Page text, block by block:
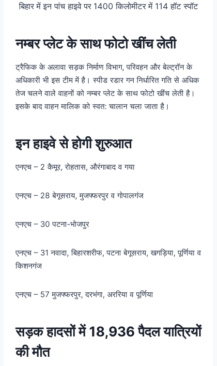
बिहार में इन पांच हाइवे पर 1400 किलोमीटर में 114 हॉट स्पॉट
नम्बर प्लेट के साथ फोटो खींच लेती
ट्रैफिक के अलावा सड़क निर्माण विभाग, परिवहन और बेल्ट्रॉन के
अधिकारी भी इस टीम में है। स्पीड रडार गन निर्धारित गति से अधिक
तेज चलने वाले वाहनों को नम्बर प्लेट के साथ फोटो खींच लेती है।
इसके बाद वाहन मालिक को स्वत: चालान चला जाता है।
इन हाइवे से होगी शुरुआत
एनएच – 2 कैमूर, रोहतास, औरंगाबाद व गया
एनएच – 28 बेगूसराय, मुजफ्फरपुर व गोपालगंज
एनएच – 30 पटना-भोजपुर
एनएच – 31 नवादा, बिहारशरीफ, पटना बेगूसराय, खगड़िया, पूर्णिया व
किशनगंज
एनएच – 57 मुजफ्फरपुर, दरभंगा, अररिया व पूर्णिया
सड़क हादसों में 18,936 पैदल यात्रियों
की मौत